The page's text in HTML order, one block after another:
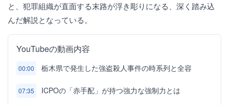
と、犯罪組織が直面する末路が浮き彫りになる、深く踏み込
んだ解説となっている。
YouTubeの動画内容
00:00 栃木県で発生した強盗殺人事件の時系列と全容
07:35 ICPOの「赤手配」が持つ強力な強制力とは